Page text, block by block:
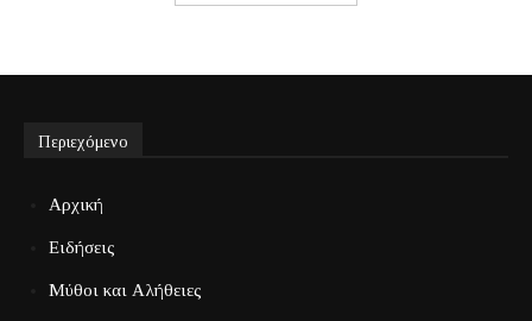
Περιεχόμενο
Αρχική
Ειδήσεις
Μύθοι και Αλήθειες